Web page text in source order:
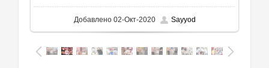
Добавлено02-Окт-2020 Sayyod